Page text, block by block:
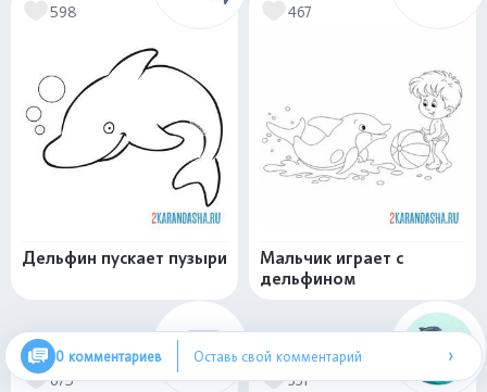
598
Дельфин пускает пузыри
467
Мальчик играет с
дельфином
675 331
0 комментариев Оставь свой комментарий ›